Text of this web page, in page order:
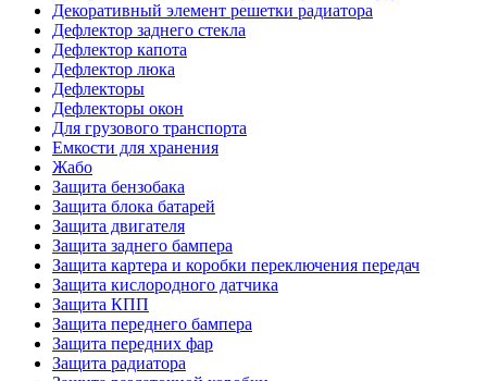
Декоративный элемент решетки радиатора
Дефлектор заднего стекла
Дефлектор капота
Дефлектор люка
Дефлекторы
Дефлекторы окон
Для грузового транспорта
Емкости для хранения
Жабо
Защита бензобака
Защита блока батарей
Защита двигателя
Защита заднего бампера
Защита картера и коробки переключения передач
Защита кислородного датчика
Защита КПП
Защита переднего бампера
Защита передних фар
Защита радиатора